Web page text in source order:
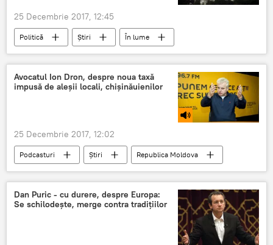
25 Decembrie 2017, 12:45
Politică Știri
În lume
Ierusalim
Guatemala
Donald Trump
Benjamin Netanyahu
Avocatul Ion Dron, despre noua taxă
impusă de aleșii locali, chișinăuienilor
25 Decembrie 2017, 12:02
Podcasturi Știri
Republica Moldova
Ion Dron
CMC câini taxă
Dan Puric - cu durere, despre Europa:
Se schilodește, merge contra tradițiilor